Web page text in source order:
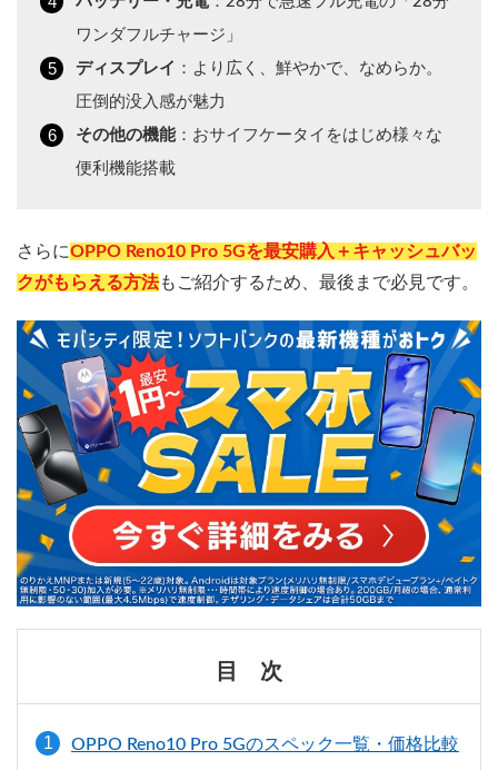
ワンダフルチャージ」
ディスプレイ ：より広く、鮮やかで、なめらか。
圧倒的没入感が魅力
その他の機能：おサイフケータイをはじめ様々な
便利機能搭載
さらにOPPO Reno10 Pro 5Gを最安購入＋キャッシュバッ
クがもらえる方法もご紹介するため、最後まで必見です。
目 次
OPPO Reno10 Pro 5Gのスペック一覧・価格比較